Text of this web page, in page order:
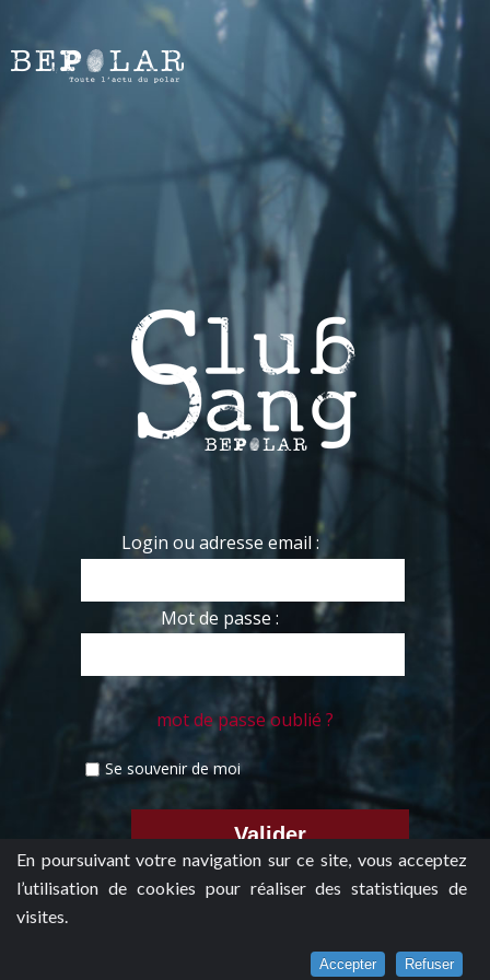
En poursuivant votre navigation sur ce site, vous acceptez
l’utilisation de cookies pour réaliser des statistiques de
visites.
Accepter Refuser
Login ou adresse email :
Mot de passe :
mot de passe oublié ?
Se souvenir de moi